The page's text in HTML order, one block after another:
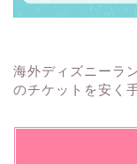
海外ディズニーラ
のチケットを安く